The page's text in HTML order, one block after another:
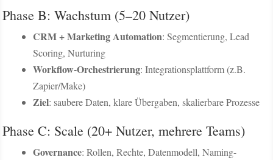
Phase B: Wachstum (5–20 Nutzer)
CRM + Marketing Automation: Segmentierung, Lead
Scoring, Nurturing
Workflow-Orchestrierung: Integrationsplattform (z.B.
Zapier/Make)
Ziel: saubere Daten, klare Übergaben, skalierbare Prozesse
Phase C: Scale (20+ Nutzer, mehrere Teams)
Governance: Rollen, Rechte, Datenmodell, Naming-